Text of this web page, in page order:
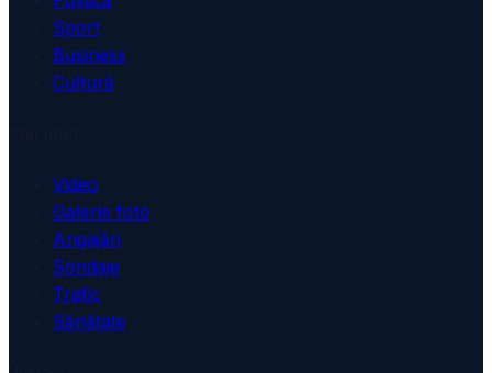
Sport
Business
Cultură
Video
Galerie foto
Angajări
Sondaje
Trafic
Sănătate